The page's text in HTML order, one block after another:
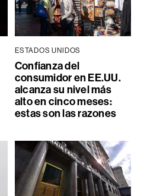
ESTADOS UNIDOS
Confianza del
consumidor en EE.UU.
alcanza su nivel más
alto en cinco meses:
estas son las razones